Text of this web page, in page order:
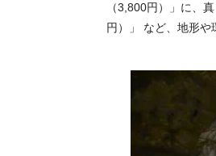
（3,800円）」に、
円）」 など、地形や